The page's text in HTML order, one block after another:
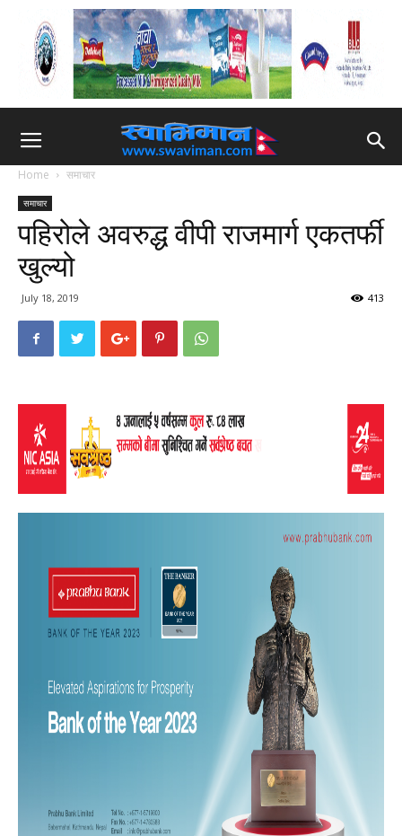
Home समाचार
समाचार
पहिरोले अवरुद्ध वीपी राजमार्ग एकतर्फी
खुल्यो
July 18, 2019 413